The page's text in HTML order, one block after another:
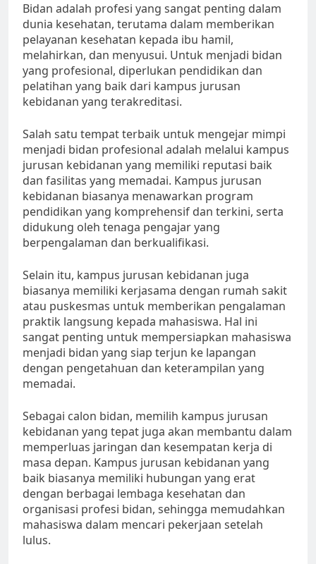
Bidan adalah profesi yang sangat penting dalam
dunia kesehatan, terutama dalam memberikan
pelayanan kesehatan kepada ibu hamil,
melahirkan, dan menyusui. Untuk menjadi bidan
yang profesional, diperlukan pendidikan dan
pelatihan yang baik dari kampus jurusan
kebidanan yang terakreditasi.
Salah satu tempat terbaik untuk mengejar mimpi
menjadi bidan profesional adalah melalui kampus
jurusan kebidanan yang memiliki reputasi baik
dan fasilitas yang memadai. Kampus jurusan
kebidanan biasanya menawarkan program
pendidikan yang komprehensif dan terkini, serta
didukung oleh tenaga pengajar yang
berpengalaman dan berkualifikasi.
Selain itu, kampus jurusan kebidanan juga
biasanya memiliki kerjasama dengan rumah sakit
atau puskesmas untuk memberikan pengalaman
praktik langsung kepada mahasiswa. Hal ini
sangat penting untuk mempersiapkan mahasiswa
menjadi bidan yang siap terjun ke lapangan
dengan pengetahuan dan keterampilan yang
memadai.
Sebagai calon bidan, memilih kampus jurusan
kebidanan yang tepat juga akan membantu dalam
memperluas jaringan dan kesempatan kerja di
masa depan. Kampus jurusan kebidanan yang
baik biasanya memiliki hubungan yang erat
dengan berbagai lembaga kesehatan dan
organisasi profesi bidan, sehingga memudahkan
mahasiswa dalam mencari pekerjaan setelah
lulus.